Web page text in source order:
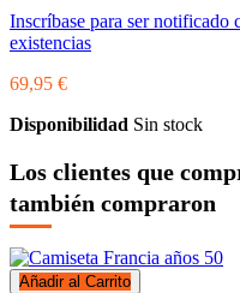
Inscríbase para ser notificado
existencias
69,95 €
Disponibilidad Sin stock
Los clientes que
también compraron
Añadir al Carrito